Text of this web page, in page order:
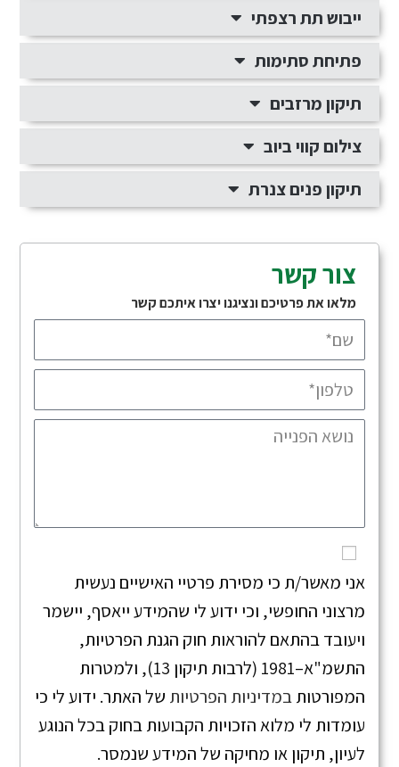
ייבוש תת רצפתי
פתיחת סתימות
תיקון מרזבים
צילום קווי ביוב
תיקון פנים צנרת
צור קשר
מלאו את פרטיכם ונציגנו יצרו איתכם קשר
אני מאשר/ת כי מסירת פרטיי האישיים נעשית
מרצוני החופשי, וכי ידוע לי שהמידע ייאסף, יישמר
ויעובד בהתאם להוראות חוק הגנת הפרטיות,
התשמ"א–1981 (לרבות תיקון 13), ולמטרות
המפורטותבמדיניות הפרטיות של האתר. ידוע לי כי
עומדות לי מלוא הזכויות הקבועות בחוק בכל הנוגע
לעיון, תיקון או מחיקה של המידע שנמסר.